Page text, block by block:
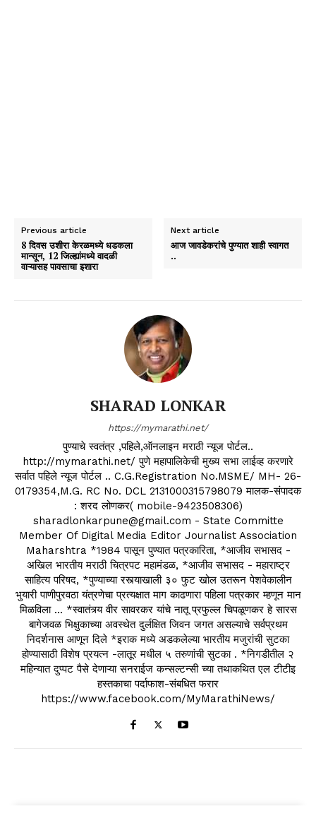
Previous article
8 दिवस उशीरा केरळमध्ये धडकला
मान्सून, 12 जिल्ह्यांमध्ये वादळी
वाऱ्यासह पावसाचा इशारा
Next article
आज जावडेकरांचे पुण्यात शाही स्वागत
..
SHARAD LONKAR
https://mymarathi.net/
पुण्याचे स्वतंत्र ,पहिले,ऑनलाइन मराठी न्यूज पोर्टल..
http://mymarathi.net/ पुणे महापालिकेची मुख्य सभा लाईव्ह करणारे
सर्वात पहिले न्यूज पोर्टल .. C.G.Registration No.MSME/ MH- 26-
0179354,M.G. RC No. DCL 2131000315798079 मालक-संपादक
: शरद लोणकर( mobile-9423508306)
sharadlonkarpune@gmail.com - State Committe
Member Of Digital Media Editor Journalist Association
Maharshtra *1984 पासून पुण्यात पत्रकारिता, *आजीव सभासद -
अखिल भारतीय मराठी चित्रपट महामंडळ, *आजीव सभासद - महाराष्ट्र
साहित्य परिषद, *पुण्याच्या रस्त्याखाली ३० फुट खोल उतरून पेशवेकालीन
भुयारी पाणीपुरवठा यंत्रणेचा प्रत्यक्षात माग काढणारा पहिला पत्रकार म्हणून मान
मिळविला ... *स्वातंत्र्य वीर सावरकर यांचे नातू प्रफुल्ल चिपळूणकर हे सारस
बागेजवळ भिक्षुकाच्या अवस्थेत दुर्लक्षित जिवन जगत असल्याचे सर्वप्रथम
निदर्शनास आणून दिले *इराक मध्ये अडकलेल्या भारतीय मजुरांची सुटका
होण्यासाठी विशेष प्रयत्न -लातूर मधील ५ तरुणांची सुटका . *निगडीतील २
महिन्यात दुप्पट पैसे देणाऱ्या सनराईज कन्सल्टन्सी च्या तथाकथित एल टीटीइ
हस्तकाचा पर्दाफाश-संबधित फरार
https://www.facebook.com/MyMarathiNews/